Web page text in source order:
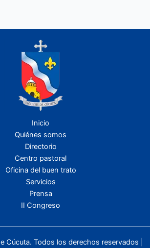
Inicio
Quiénes somos
Directorio
Centro pastoral
Oficina del buen trato
Servicios
Prensa
II Congreso
Cúcuta. Todos los derechos reservados |